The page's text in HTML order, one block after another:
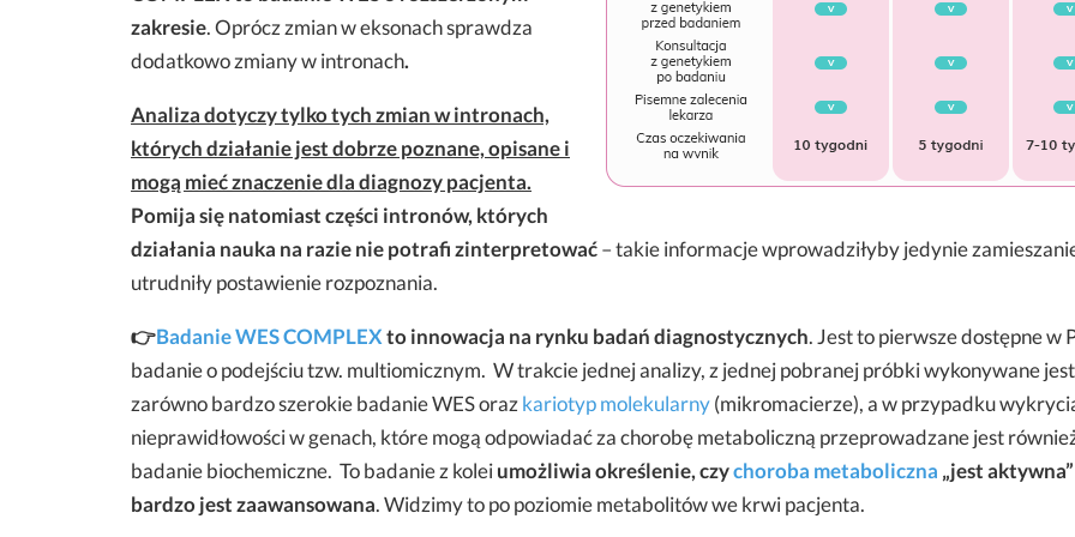
zakresie. Oprócz zmian w eksonach sprawdza
dodatkowo zmiany w intronach.
Analiza dotyczy tylko tych zmian w intronach,
których działanie jest dobrze poznane, opisane i
mogą mieć znaczenie dla diagnozy pacjenta.
Pomija się natomiast części intronów, których
działania nauka na razie nie potrafi zinterpretować– takie informacje wprowadziłyby jedynie
utrudniły postawienie rozpoznania.
👉Badanie WES COMPLEXto innowacja na rynku badań diagnostycznych. Jest to pierwsze dostępne w
badanie o podejściu tzw. multiomicznym. W trakcie jednej analizy, z jednej pobranej próbki wykonywane jest
zarówno bardzo szerokie badanie WES orazkariotyp molekularny(mikromacierze), a w przypadku
nieprawidłowości w genach, które mogą odpowiadać za chorobę metaboliczną przeprowadzane jest
badanie biochemiczne. To badanie z koleiumożliwia określenie, czychoroba metaboliczna „jest
bardzo jest zaawansowana. Widzimy to po poziomie metabolitów we krwi pacjenta.